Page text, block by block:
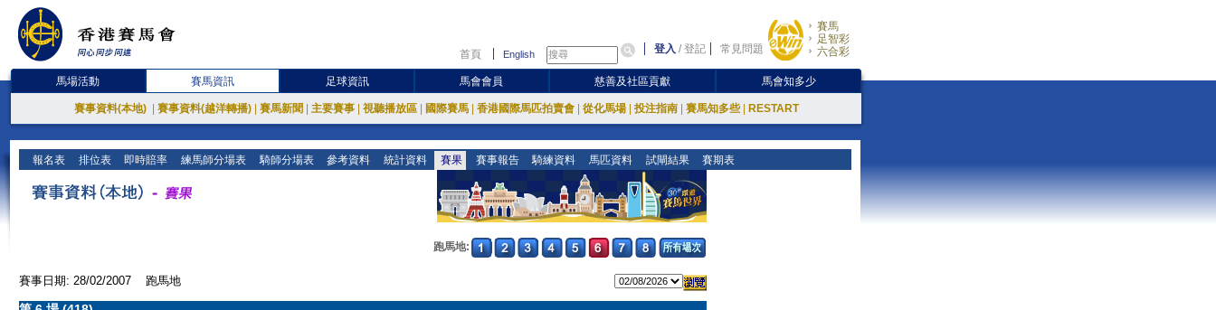
首頁 English 登入 /登記 常見問題
賽馬
足智彩
六合彩
馬場活動 賽馬資訊 足球資訊 馬會會員 慈善及社區貢獻 馬會知多少
賽事資料(本地) 賽事資料(越洋轉播) 賽馬新聞 主要賽事 視聽播放區 國際賽馬 香港國際馬匹拍賣會 從化馬場 投注指南 賽馬知多些 RESTART
報名表 排位表 即時賠率 練馬師分場表 騎師分場表 參考資料 統計資料 賽果 賽事報告 騎練資料 馬匹資料 試閘結果 賽期表
跑馬地:
賽事日期: 28/02/2007 跑馬地